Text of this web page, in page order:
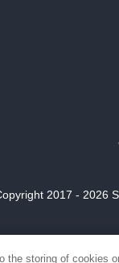
2017 - 2026
the storing of cookies